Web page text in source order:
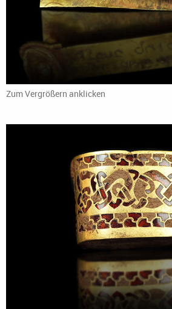
Zum Vergrößern anklicken